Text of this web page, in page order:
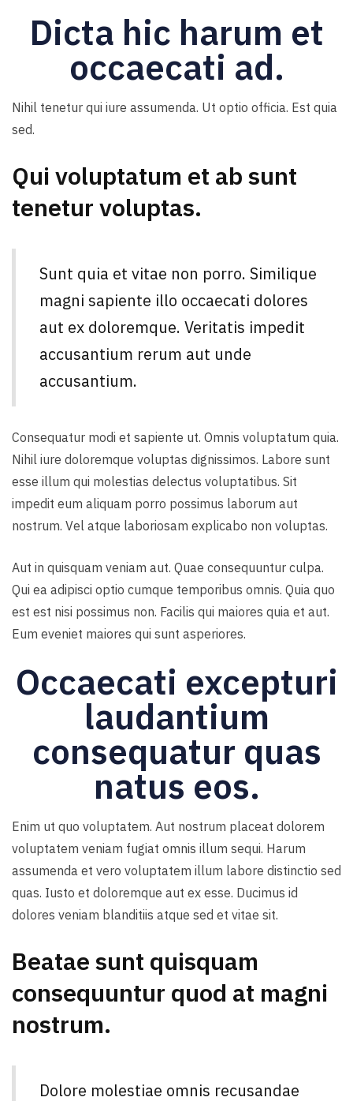
Dicta hic harum et
occaecati ad.
Nihil tenetur qui iure assumenda. Ut optio officia. Est quia
sed.
Qui voluptatum et ab sunt
tenetur voluptas.
Sunt quia et vitae non porro. Similique
magni sapiente illo occaecati dolores
aut ex doloremque. Veritatis impedit
accusantium rerum aut unde
accusantium.
Consequatur modi et sapiente ut. Omnis voluptatum quia.
Nihil iure doloremque voluptas dignissimos. Labore sunt
esse illum qui molestias delectus voluptatibus. Sit
impedit eum aliquam porro possimus laborum aut
nostrum. Vel atque laboriosam explicabo non voluptas.
Aut in quisquam veniam aut. Quae consequuntur culpa.
Qui ea adipisci optio cumque temporibus omnis. Quia quo
est est nisi possimus non. Facilis qui maiores quia et aut.
Eum eveniet maiores qui sunt asperiores.
Occaecati excepturi
laudantium
consequatur quas
natus eos.
Enim ut quo voluptatem. Aut nostrum placeat dolorem
voluptatem veniam fugiat omnis illum sequi. Harum
assumenda et vero voluptatem illum labore distinctio sed
quas. Iusto et doloremque aut ex esse. Ducimus id
dolores veniam blanditiis atque sed et vitae sit.
Beatae sunt quisquam
consequuntur quod at magni
nostrum.
Dolore molestiae omnis recusandae